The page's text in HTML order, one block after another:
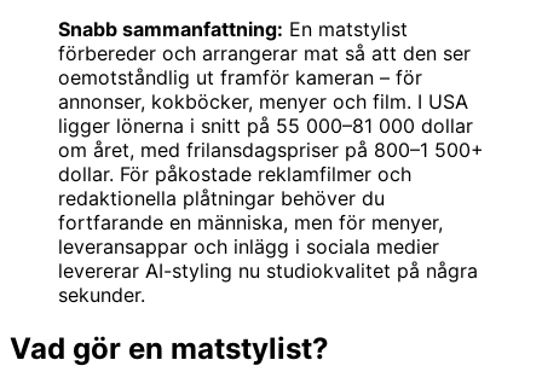
Snabb sammanfattning: En matstylist
förbereder och arrangerar mat så att den ser
oemotståndlig ut framför kameran – för
annonser, kokböcker, menyer och film. I USA
ligger lönerna i snitt på 55 000–81 000 dollar
om året, med frilansdagspriser på 800–1 500+
dollar. För påkostade reklamfilmer och
redaktionella plåtningar behöver du
fortfarande en människa, men för menyer,
leveransappar och inlägg i sociala medier
levererar AI-styling nu studiokvalitet på några
sekunder.
Vad gör en matstylist?